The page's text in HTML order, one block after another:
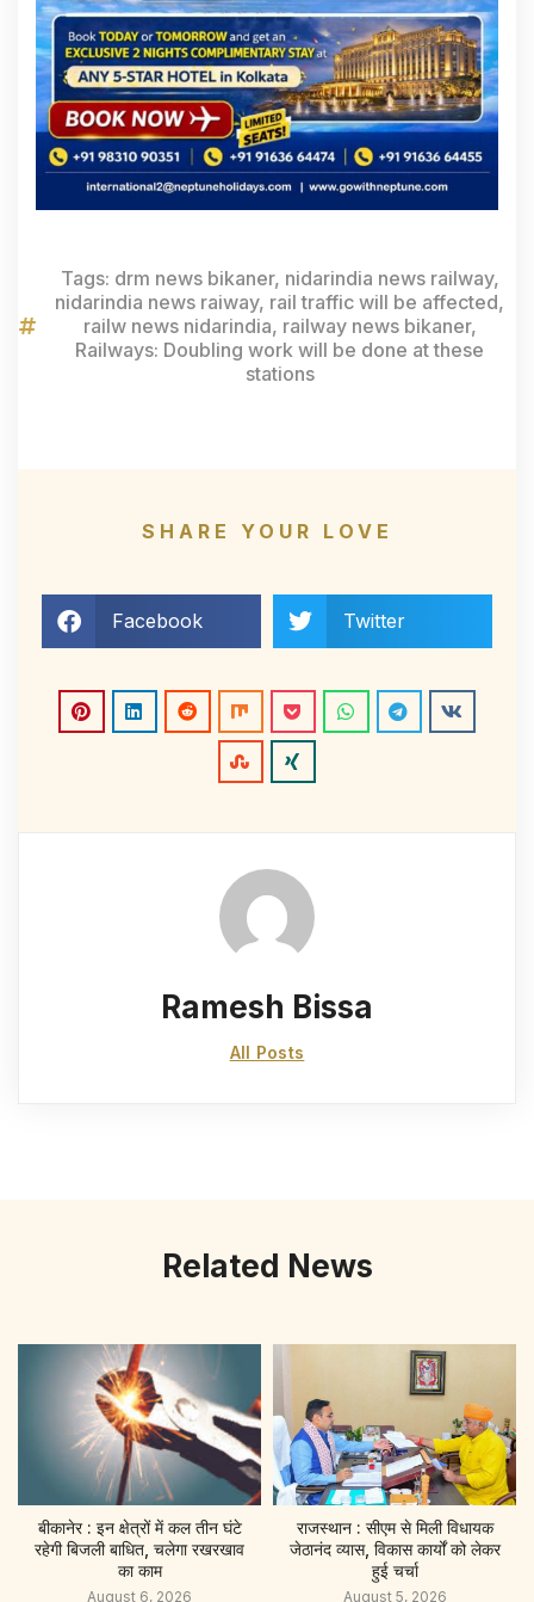
Tags: drm news bikaner, nidarindia news railway,
nidarindia news raiway, rail traffic will be affected,
railw news nidarindia, railway news bikaner,
Railways: Doubling work will be done at these
stations
SHARE YOUR LOVE
Facebook Twitter
Ramesh Bissa
All Posts
Related News
बीकानेर : इन क्षेत्रों में कल तीन घंटे
रहेगी बिजली बाधित, चलेगा रखरखाव
का काम
August 6, 2026
राजस्थान : सीएम से मिली विधायक
जेठानंद व्यास, विकास कार्यों को लेकर
हुई चर्चा
August 5, 2026